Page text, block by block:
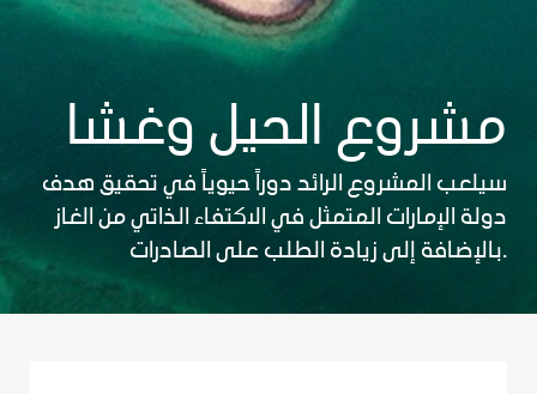
مشروع الحيل وغشا
سيلعب المشروع الرائد دوراً حيوياً في تحقيق هدف
دولة الإمارات المتمثل في الاكتفاء الذاتي من الغاز
بالإضافة إلى زيادة الطلب على الصادرات.